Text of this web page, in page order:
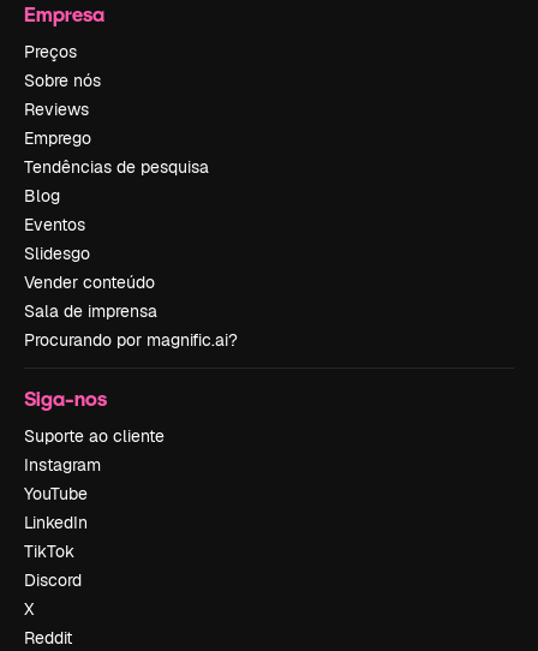
Empresa
Preços
Sobre nós
Reviews
Emprego
Tendências de pesquisa
Blog
Eventos
Slidesgo
Vender conteúdo
Sala de imprensa
Procurando por magnific.ai?
Siga-nos
Suporte ao cliente
Instagram
YouTube
LinkedIn
TikTok
Discord
X
Reddit